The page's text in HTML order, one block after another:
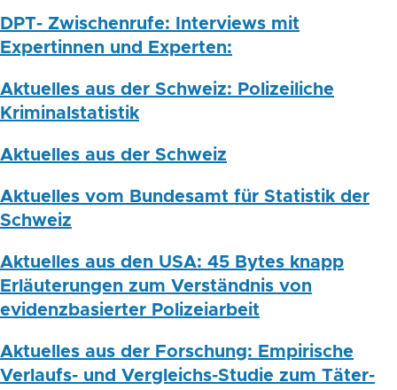
DPT- Zwischenrufe: Interviews mit
Expertinnen und Experten:
Aktuelles aus der Schweiz: Polizeiliche
Kriminalstatistik
Aktuelles aus der Schweiz
Aktuelles vom Bundesamt für Statistik der
Schweiz
Aktuelles aus den USA: 45 Bytes knapp
Erläuterungen zum Verständnis von
evidenzbasierter Polizeiarbeit
Aktuelles aus der Forschung: Empirische
Verlaufs- und Vergleichs-Studie zum Täter-